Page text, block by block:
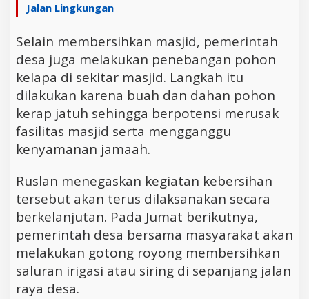
Jalan Lingkungan
Selain membersihkan masjid, pemerintah
desa juga melakukan penebangan pohon
kelapa di sekitar masjid. Langkah itu
dilakukan karena buah dan dahan pohon
kerap jatuh sehingga berpotensi merusak
fasilitas masjid serta mengganggu
kenyamanan jamaah.
Ruslan menegaskan kegiatan kebersihan
tersebut akan terus dilaksanakan secara
berkelanjutan. Pada Jumat berikutnya,
pemerintah desa bersama masyarakat akan
melakukan gotong royong membersihkan
saluran irigasi atau siring di sepanjang jalan
raya desa.